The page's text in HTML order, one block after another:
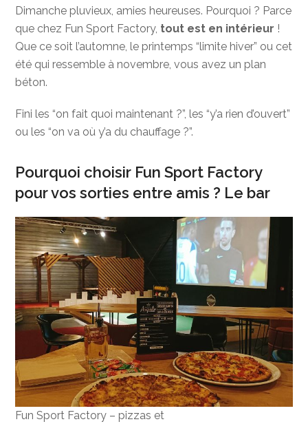
Dimanche pluvieux, amies heureuses. Pourquoi ? Parce
que chez Fun Sport Factory, tout est en intérieur !
Que ce soit l’automne, le printemps “limite hiver” ou cet
été qui ressemble à novembre, vous avez un plan
béton.
Fini les “on fait quoi maintenant ?”, les “y’a rien d’ouvert”
ou les “on va où y’a du chauffage ?”.
Pourquoi choisir Fun Sport Factory
pour vos sorties entre amis ? Le bar
Fun Sport Factory – pizzas et